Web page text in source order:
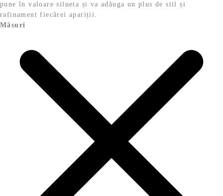
pune în valoare silueta și va adăuga un plus de stil și
rafinament fiecărei apariții.
Măsuri